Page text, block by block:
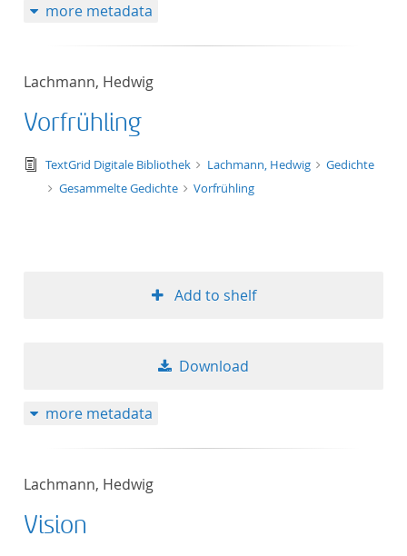
more metadata
Lachmann, Hedwig
Vorfrühling
text/tg.edition+tg.aggregation+xml
TextGrid Digitale Bibliothek Lachmann, Hedwig
Gedichte
Gesammelte Gedichte
Vorfrühling
Add to shelf
Download
more metadata
Lachmann, Hedwig
Vision